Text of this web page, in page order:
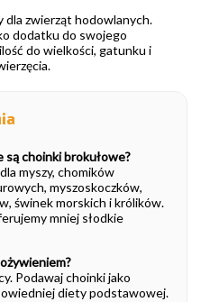
dla zwierząt hodowlanych.
dodatku do swojego
do wielkości, gatunku i
choinki brokułowe?
myszy, chomików
myszoskoczków,
świnek morskich i królików.
mniej słodkie
Podawaj choinki jako
diety podstawowej.